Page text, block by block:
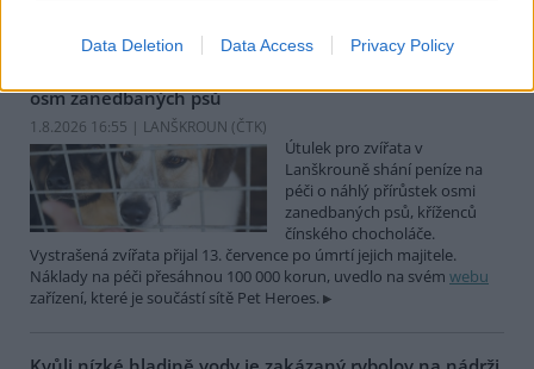
Data Deletion Data Access Privacy Policy
osm zanedbaných psů
1.8.2026 16:55 | LANŠKROUN (ČTK)
Útulek pro zvířata v
Lanškrouně shání peníze na
péči o náhlý přírůstek osmi
zanedbaných psů, kříženců
čínského chocholáče.
Vystrašená zvířata přijal 13. července po úmrtí jejich majitele.
Náklady na péči přesáhnou 100 000 korun, uvedlo na svém webu
zařízení, které je součástí sítě Pet Heroes.